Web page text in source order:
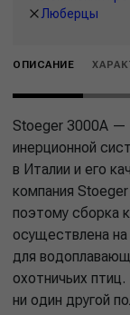
Люберцы
ОПИСАНИЕ
Stoeger 3000A —
инерционной
в Италии и его
компания
поэтому сборка
осуществлена
для
охотничьих
ни один другой